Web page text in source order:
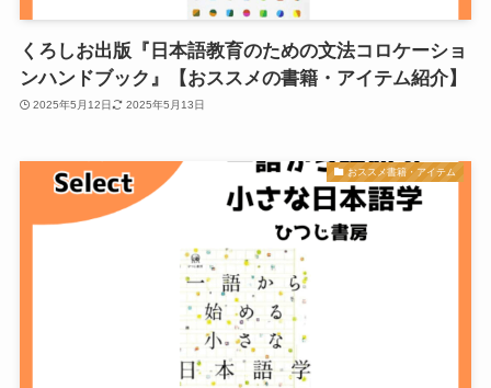
くろしお出版『日本語教育のための文法コロケーショ
ンハンドブック』【おススメの書籍・アイテム紹介】
2025年5月12日 2025年5月13日
おススメ書籍・アイテム